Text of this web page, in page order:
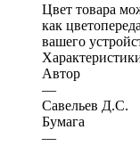
Цвет товара
как
вашего
Автор
—
Савельев Д.С.
Бумага
—